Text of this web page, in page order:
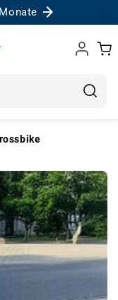
Einloggen